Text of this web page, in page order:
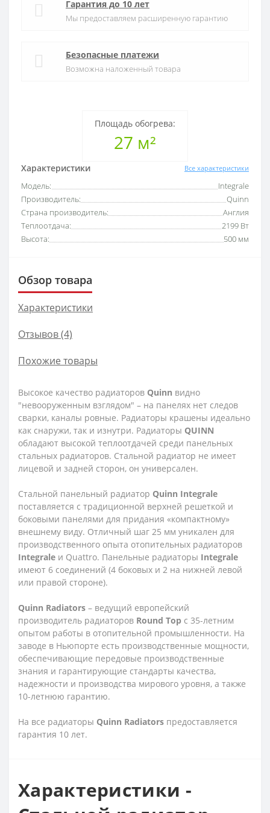
Площадь обогрева:
27 м²
Характеристики Все характеристики
Модель:
Integrale
Производитель:
Quinn
Страна производитель:
Англия
Теплоотдача:
2199 Вт
Высота:
500 мм
Гарантия до 10 лет
Мы предоставляем расширенную гарантию
Безопасные платежи
Возможна наложенный товара
Обзор товара
Характеристики
Отзывов (4)
Похожие товары
Высокое качество радиаторов Quinn видно
"невооруженным взглядом" – на панелях нет следов
сварки, каналы ровные. Радиаторы крашены идеально
как снаружи, так и изнутри. Радиаторы QUINN
обладают высокой теплоотдачей среди панельных
стальных радиаторов. Стальной радиатор не имеет
лицевой и задней сторон, он универсален.
Стальной панельный радиатор Quinn Integrale
поставляется с традиционной верхней решеткой и
боковыми панелями для придания «компактному»
внешнему виду. Отличный шаг 25 мм уникален для
производственного опыта отопительных радиаторов
Integrale и Quattro. Панельные радиаторы Integrale
имеют 6 соединений (4 боковых и 2 на нижней левой
или правой стороне).
Quinn Radiators – ведущий европейский
производитель радиаторов Round Top с 35-летним
опытом работы в отопительной промышленности. На
заводе в Ньюпорте есть производственные мощности,
обеспечивающие передовые производственные
знания и гарантирующие стандарты качества,
надежности и производства мирового уровня, а также
10-летнюю гарантию.
На все радиаторы Quinn Radiators предоставляется
гарантия 10 лет.
Характеристики -